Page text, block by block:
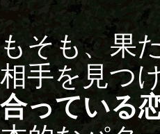
も、果た
手を見つ
っている